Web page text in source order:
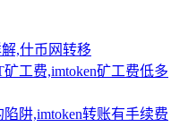
,什币网转移
工费,imtoken矿工费低多
阱,imtoken转账有手续费